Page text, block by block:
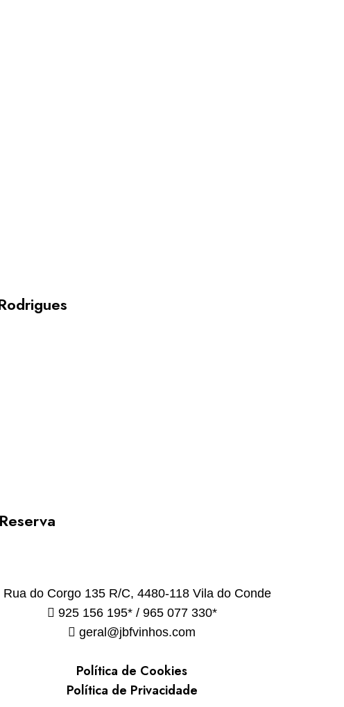
Rua do Corgo 135 R/C, 4480-118 Vila do Conde
925 156 195* / 965 077 330*
geral@jbfvinhos.com
Política de Cookies
Política de Privacidade